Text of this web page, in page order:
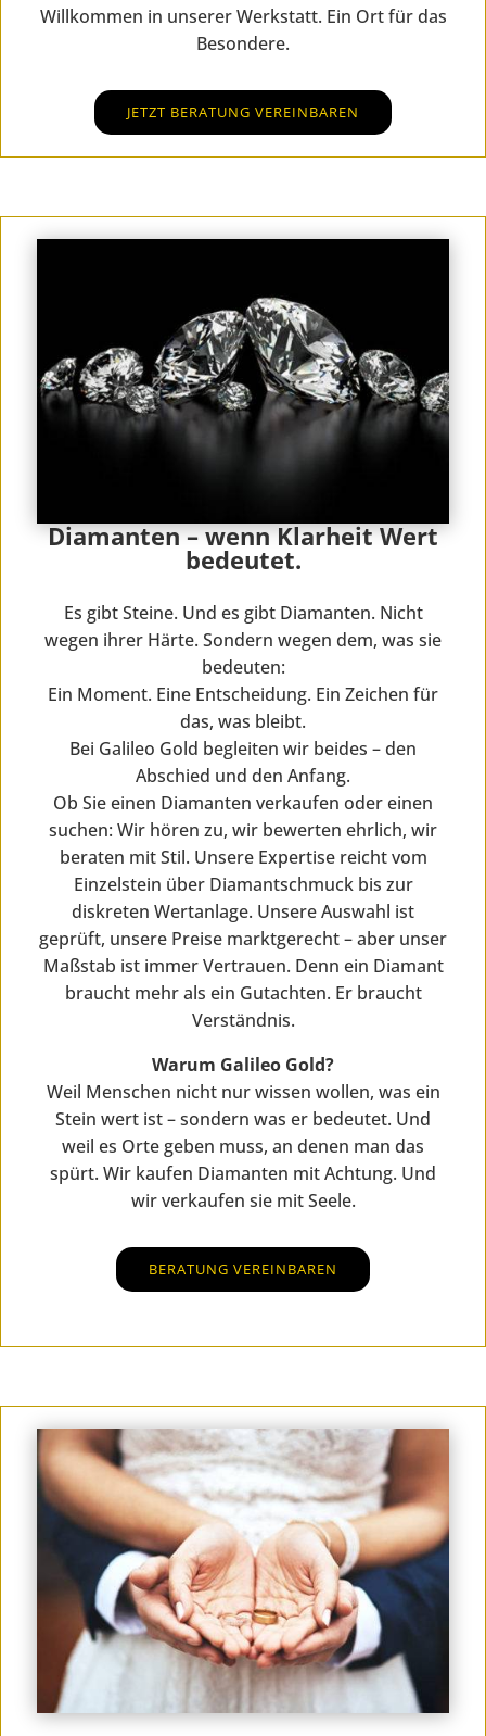
Willkommen in unserer Werkstatt. Ein Ort für das
Besondere.
JETZT BERATUNG VEREINBAREN
Diamanten – wenn Klarheit Wert
bedeutet.
Es gibt Steine. Und es gibt Diamanten. Nicht
wegen ihrer Härte. Sondern wegen dem, was sie
bedeuten:
Ein Moment. Eine Entscheidung. Ein Zeichen für
das, was bleibt.
Bei Galileo Gold begleiten wir beides – den
Abschied und den Anfang.
Ob Sie einen Diamanten verkaufen oder einen
suchen: Wir hören zu, wir bewerten ehrlich, wir
beraten mit Stil. Unsere Expertise reicht vom
Einzelstein über Diamantschmuck bis zur
diskreten Wertanlage. Unsere Auswahl ist
geprüft, unsere Preise marktgerecht – aber unser
Maßstab ist immer Vertrauen. Denn ein Diamant
braucht mehr als ein Gutachten. Er braucht
Verständnis.
Warum Galileo Gold?
Weil Menschen nicht nur wissen wollen, was ein
Stein wert ist – sondern was er bedeutet. Und
weil es Orte geben muss, an denen man das
spürt. Wir kaufen Diamanten mit Achtung. Und
wir verkaufen sie mit Seele.
BERATUNG VEREINBAREN